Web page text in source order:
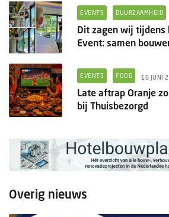
EVENTS DUURZAAMHEID
Dit zagen wij tijdens
Event: samen
EVENTS FOOD 16 JUNI
Late aftrap Oranje
bij Thuisbezorgd
Overig nieuws